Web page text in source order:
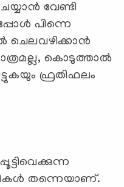
വേണ്ടി
പിന്നെ
ചെലവഴിക്കാന്‍
കൊടുത്താല്‍
ഫ്രതിഫലം
തന്നെയാണ്.